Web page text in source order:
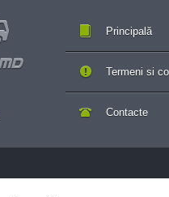
Principală
Contacte
Termeni si